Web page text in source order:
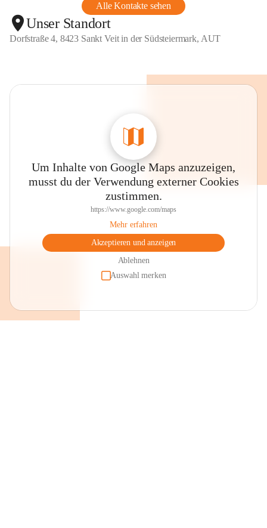
Alle Kontakte sehen
Unser Standort
Dorfstraße 4, 8423 Sankt Veit in der Südsteiermark, AUT
Um Inhalte von Google Maps anzuzeigen,
musst du der Verwendung externer Cookies
zustimmen.
https://www.google.com/maps
Mehr erfahren
Akzeptieren und anzeigen
Ablehnen
Auswahl merken